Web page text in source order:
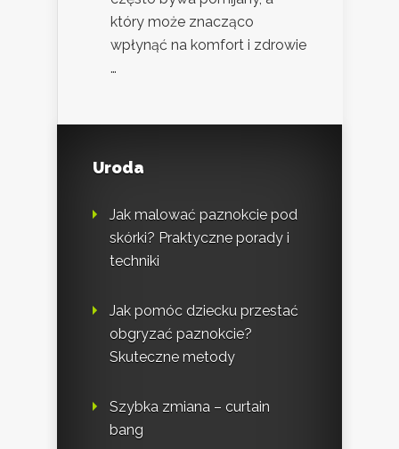
który może znacząco
wpłynąć na komfort i zdrowie
…
Uroda
Jak malować paznokcie pod
skórki? Praktyczne porady i
techniki
Jak pomóc dziecku przestać
obgryzać paznokcie?
Skuteczne metody
Szybka zmiana – curtain
bang